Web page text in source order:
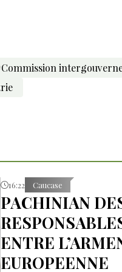
16:22 Caucase
PACHINIAN
ENTRE
EUROPEENNE